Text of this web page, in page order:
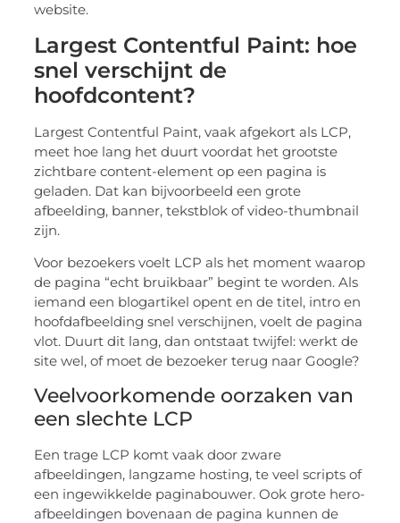
website.
Largest Contentful Paint: hoe
snel verschijnt de
hoofdcontent?
Largest Contentful Paint, vaak afgekort als LCP,
meet hoe lang het duurt voordat het grootste
zichtbare content-element op een pagina is
geladen. Dat kan bijvoorbeeld een grote
afbeelding, banner, tekstblok of video-thumbnail
zijn.
Voor bezoekers voelt LCP als het moment waarop
de pagina “echt bruikbaar” begint te worden. Als
iemand een blogartikel opent en de titel, intro en
hoofdafbeelding snel verschijnen, voelt de pagina
vlot. Duurt dit lang, dan ontstaat twijfel: werkt de
site wel, of moet de bezoeker terug naar Google?
Veelvoorkomende oorzaken van
een slechte LCP
Een trage LCP komt vaak door zware
afbeeldingen, langzame hosting, te veel scripts of
een ingewikkelde paginabouwer. Ook grote hero-
afbeeldingen bovenaan de pagina kunnen de